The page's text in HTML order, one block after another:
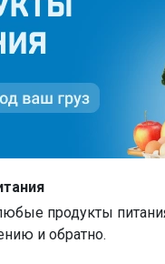
продукты
и обратно.